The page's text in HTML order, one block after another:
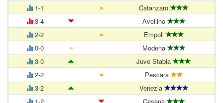
1-1
=
Catanzaro
3-4
Avellino
2-2
=
Empoli
0-0
=
Modena
3-0
Juve Stabia
2-2
=
Pescara
3-2
Venezia